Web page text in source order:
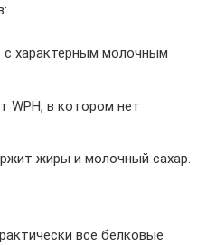
с характерным молочным
WPH, в котором нет
жиры и молочный сахар.
все белковые